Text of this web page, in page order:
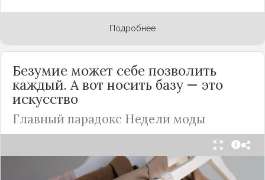
Подробнее
Безумие может себе позволить
каждый. А вот носить базу — это
искусство
Главный парадокс Недели моды
Принято считать, что Неделя моды в Париже —
это исключительно про безумные тренды, на